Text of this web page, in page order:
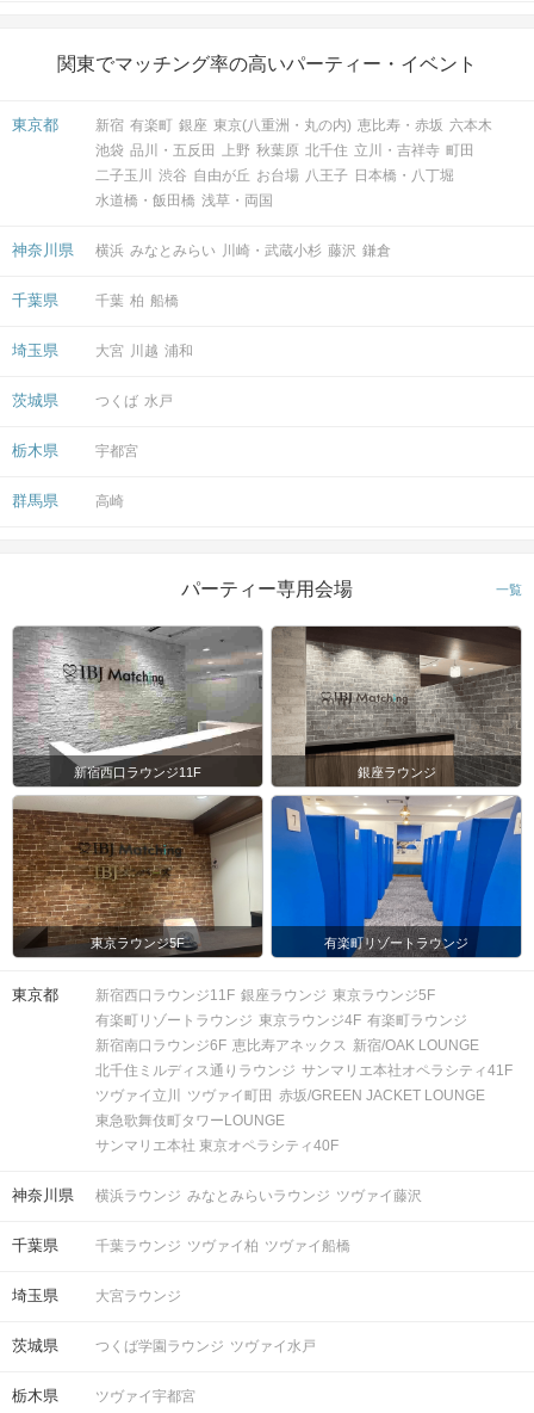
関東でマッチング率の高いパーティー・イベント
東京都 新宿 有楽町 銀座 東京(八重洲・丸の内) 恵比寿・赤坂 六本木
池袋 品川・五反田 上野 秋葉原 北千住 立川・吉祥寺 町田
二子玉川
渋谷 自由が丘 お台場 八王子 日本橋・八丁堀
水道橋・飯田橋 浅草・両国
神奈川県 横浜 みなとみらい 川崎・武蔵小杉 藤沢 鎌倉
千葉県 千葉 柏 船橋
埼玉県 大宮 川越 浦和
茨城県 つくば 水戸
栃木県 宇都宮
群馬県 高崎
パーティー専用会場 一覧
新宿西口ラウンジ11F 銀座ラウンジ
東京ラウンジ5F 有楽町リゾートラウンジ
東京都 新宿西口ラウンジ11F 銀座ラウンジ 東京ラウンジ5F
有楽町リゾートラウンジ 東京ラウンジ4F 有楽町ラウンジ
新宿南口ラウンジ6F 恵比寿アネックス 新宿/OAK LOUNGE
北千住ミルディス通りラウンジ サンマリエ本社オペラシティ41F
ツヴァイ立川
ツヴァイ町田 赤坂/GREEN JACKET LOUNGE
東急歌舞伎町タワーLOUNGE
サンマリエ本社 東京オペラシティ40F
神奈川県 横浜ラウンジ みなとみらいラウンジ ツヴァイ藤沢
千葉県 千葉ラウンジ ツヴァイ柏 ツヴァイ船橋
埼玉県 大宮ラウンジ
茨城県 つくば学園ラウンジ ツヴァイ水戸
栃木県 ツヴァイ宇都宮